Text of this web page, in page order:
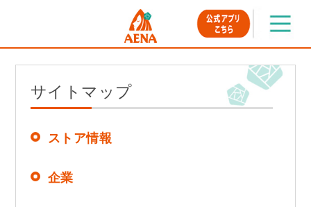
サイトマップ
ストア情報
企業